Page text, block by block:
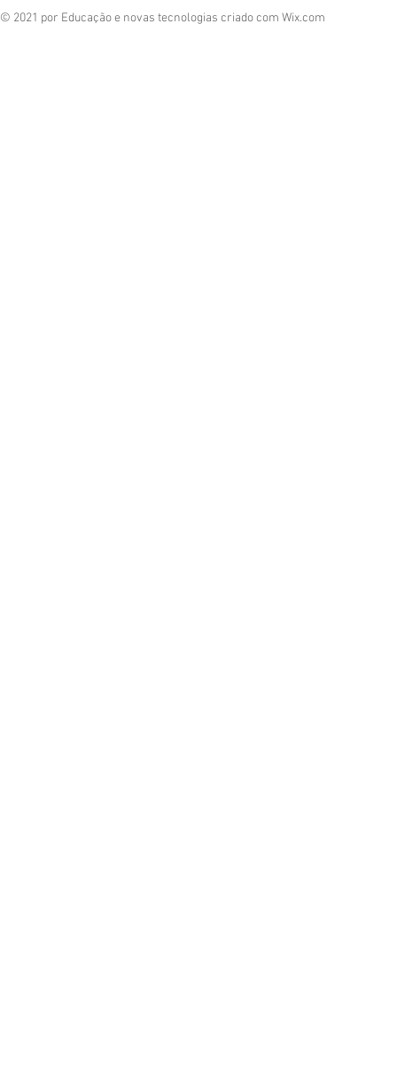
© 2021 por Educação e novas tecnologias criado com Wix.com